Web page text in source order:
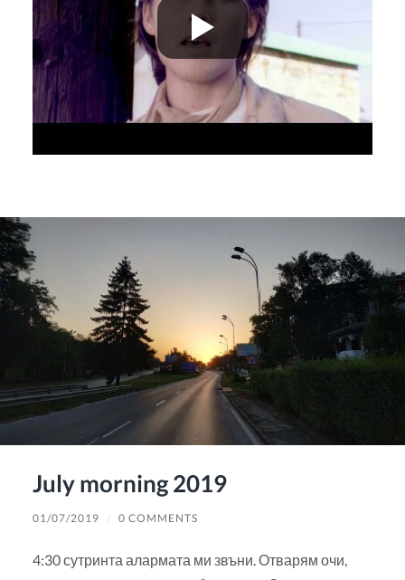
July morning 2019
01/07/2019 / 0 COMMENTS
4:30 сутринта алармата ми звъни. Отварям очи,